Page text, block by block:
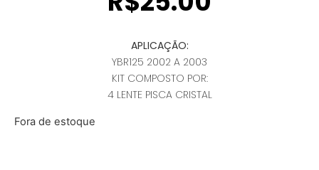
APLICAÇÃO:
YBR125 2002 A 2003
KIT COMPOSTO POR:
4 LENTE PISCA CRISTAL
Fora de estoque